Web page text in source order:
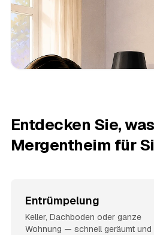
Entdecken Sie,
Mergentheim für
Entrümpelung
Keller, Dachboden oder ganze
Wohnung — schnell geräumt und